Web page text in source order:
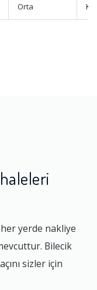
Orta
yerde nakliye
Bilecik
sizler için